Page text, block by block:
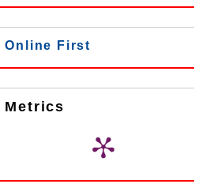
Online First
Metrics